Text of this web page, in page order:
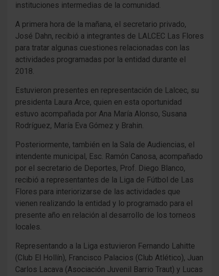
instituciones intermedias de la comunidad.
A primera hora de la mañana, el secretario privado,
José Dahn, recibió a integrantes de LALCEC Las Flores
para tratar algunas cuestiones relacionadas con las
actividades programadas por la entidad durante el
2018.
Estuvieron presentes en representación de Lalcec, su
presidenta Laura Arce, quien en esta oportunidad
estuvo acompañada por Ana María Alonso, Susana
Rodríguez, María Eva Gómez y Brahin.
Posteriormente, también en la Sala de Audiencias, el
intendente municipal, Esc. Ramón Canosa, acompañado
por el secretario de Deportes, Prof. Diego Blanco,
recibió a representantes de la Liga de Fútbol de Las
Flores para interiorizarse de las actividades que
vienen realizando la entidad y lo programado para el
presente año en relación al desarrollo de los torneos
locales.
Representando a la Liga estuvieron Fernando Lahitte
(Club El Hollín), Francisco Palacios (Club Atlético), Juan
Carlos Lacava (Asociación Juvenil Barrio Traut) y Lucas